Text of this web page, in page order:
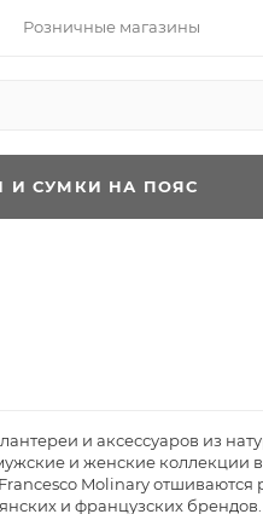
Розничные магазины
И СУМКИ НА ПОЯС
и аксессуаров из
и женские коллекции
Molinary отшиваются
и французских